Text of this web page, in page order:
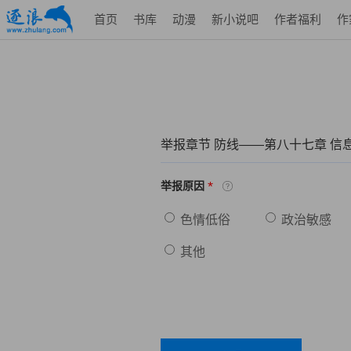
首页 书库 动漫 新小说吧 作者福利 作
举报章节 防线——第八十七章 信
举报原因 *
色情低俗 政治敏感
其他